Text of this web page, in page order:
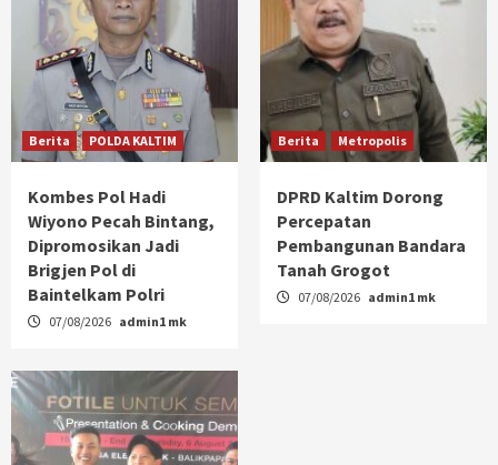
Berita POLDA KALTIM
Kombes Pol Hadi
Wiyono Pecah Bintang,
Dipromosikan Jadi
Brigjen Pol di
Baintelkam Polri
07/08/2026 admin1 mk
Berita Metropolis
DPRD Kaltim Dorong
Percepatan
Pembangunan Bandara
Tanah Grogot
07/08/2026 admin1 mk